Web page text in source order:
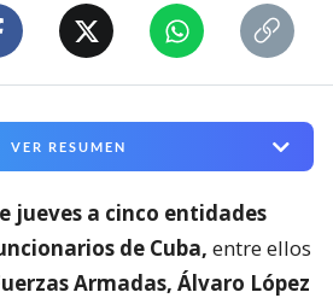
VER RESUMEN
jueves a cinco entidades
de Cuba, entre ellos
Armadas, Álvaro López